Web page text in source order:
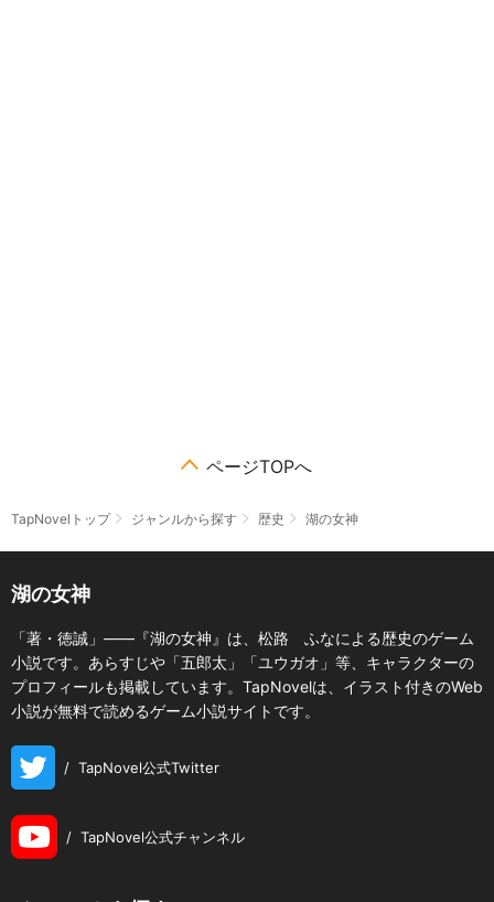
ページTOPへ
TapNovelトップ ジャンルから探す 歴史 湖の女神
湖の女神
「著・徳誠」――『湖の女神』は、松路 ふなによる歴史のゲーム
小説です。あらすじや「五郎太」「ユウガオ」等、キャラクターの
プロフィールも掲載しています。TapNovelは、イラスト付きのWeb
小説が無料で読めるゲーム小説サイトです。
/ TapNovel公式Twitter
/ TapNovel公式チャンネル